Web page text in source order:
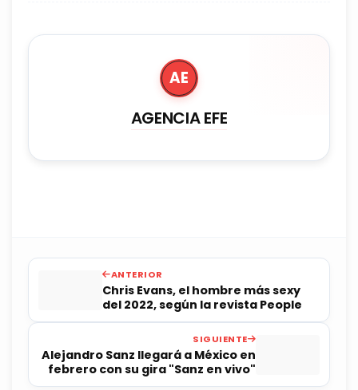
AE
AGENCIA EFE
ANTERIOR
Chris Evans, el hombre más sexy
del 2022, según la revista People
SIGUIENTE
Alejandro Sanz llegará a México en
febrero con su gira "Sanz en vivo"